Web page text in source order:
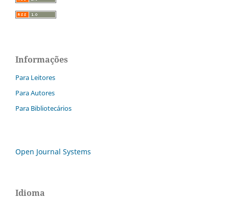
Informações
Para Leitores
Para Autores
Para Bibliotecários
Open Journal Systems
Idioma